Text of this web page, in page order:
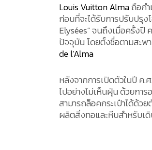
Louis Vuitton Almaถือกำ
ก่อนที่จะได้รับการปรับปรุง
Elysées” จนถึงเมื่อครั้งปี
ปัจจุบัน โดยตั้งชื่อตามสะ
de l’Alma
หลังจากการเปิดตัวในปี ค.
ไปอย่างไม่เห็นฝุ่น ด้วยกา
สามารถล็อคกระเป๋าได้ด้ว
ผลิตสิ่งทอและหีบสำหรับเ